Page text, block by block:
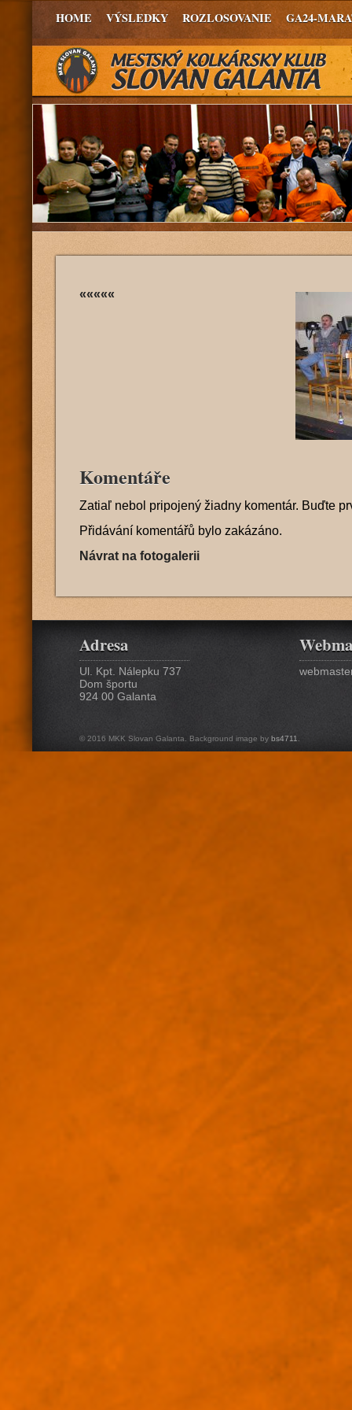
HOME VÝSLEDKY ROZLOSOVANIE GA24-
«««««
Komentáře
Zatiaľ nebol pripojený žiadny komentár. Buďte
Přidávání komentářů bylo zakázáno.
Návrat na fotogalerii
Adresa
Ul. Kpt. Nálepku 737
Dom športu
924 00 Galanta
© 2016 MKK Slovan Galanta. Background image by bs4711